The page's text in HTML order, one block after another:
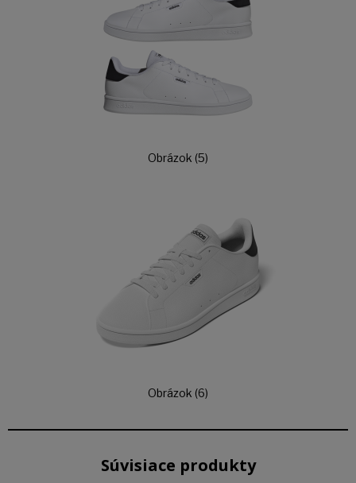
Obrázok (5)
Obrázok (6)
Súvisiace produkty